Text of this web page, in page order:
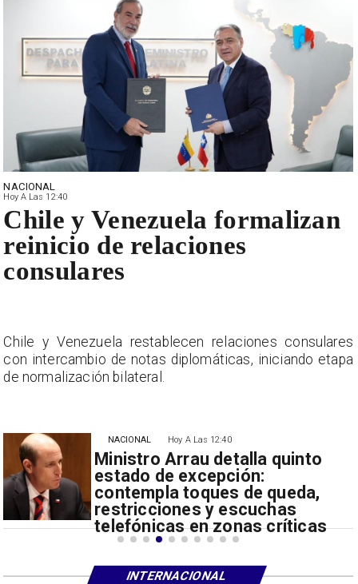
Hoy A Las 12:40
Ministro Arrau detalla quinto
estado de excepción:
contempla toques de queda,
restricciones y escuchas
telefónicas en zonas críticas
NACIONAL
NACIONAL
Hoy A Las 12:40
Chile y Venezuela formalizan
reinicio de relaciones
consulares
Chile y Venezuela restablecen relaciones consulares
con intercambio de notas diplomáticas, iniciando etapa
de normalización bilateral.
INTERNACIONAL